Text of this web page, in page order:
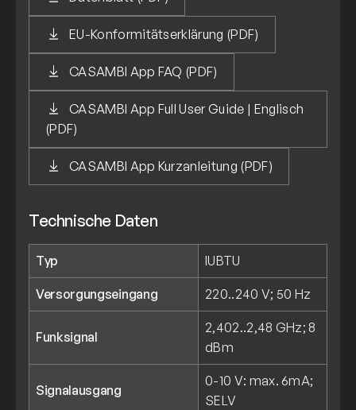
EU-Konformitätserklärung (PDF)
CASAMBI App FAQ (PDF)
CASAMBI App Full User Guide | Englisch
(PDF)
CASAMBI App Kurzanleitung (PDF)
Technische Daten
Typ IUBTU
Versorgungseingang 220..240 V; 50 Hz
Funksignal
2,402..2,48 GHz; 8
dBm
Signalausgang
0-10 V: max. 6mA;
SELV